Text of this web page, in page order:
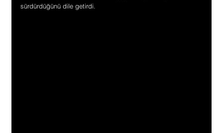
sürdürdüğünü dile getirdi.